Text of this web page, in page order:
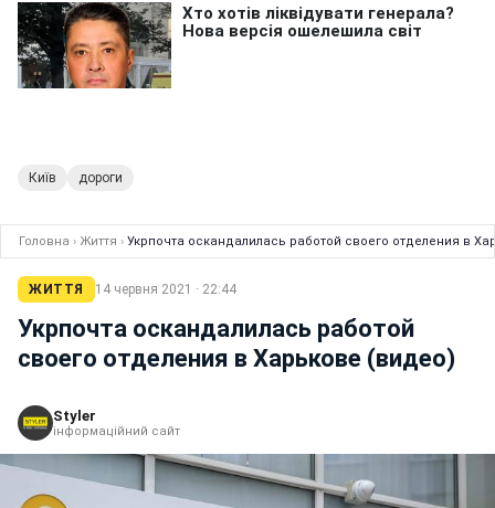
Київ дороги
Головна › Життя › Укрпочта оскандалилась работой своего отделения в
ЖИТТЯ 14 червня 2021 · 22:44
Укрпочта оскандалилась работой
своего отделения в Харькове (видео)
Styler
інформаційний сайт